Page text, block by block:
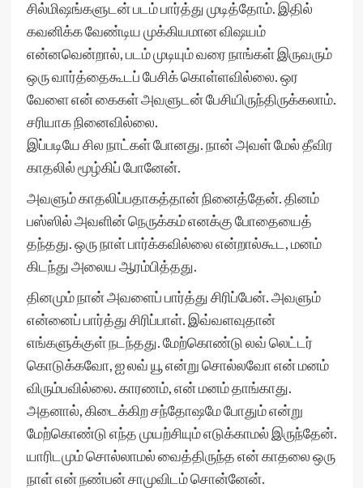
சில்மிஷங்களுடன் படம் பார்த்து முடித்தோம். இதில்
கவனிக்க வேண்டிய முக்கியமான விஷயம்
என்னவென்றால், படம் முடியும் வரை நாங்கள் இருவரும்
ஒரு வார்த்தைகூடப் பேசிக் கொள்ளவில்லை. ஒர
வேளை என் கைகள் அவளுடன் பேசியிருந்திருக்கலாம்.
சரியாக நினைவில்லை.
இப்படியே சில நாட்கள் போனது. நான் அவள் மேல் தீவிர
காதலில் மூழ்கிப் போனேன்.
அவளும் காதலிப்பதாகத்தான் நினைத்தேன். தினம்
பஸ்ஸில் அவளின் நெருக்கம் எனக்கு போதையைத்
தந்தது. ஒரு நாள் பார்க்கவில்லை என்றால்கூட, மனம்
கிடந்து அலைய ஆரம்பித்தது.
தினமும் நான் அவளைப் பார்த்து சிரிப்பேன். அவளும்
என்னைப் பார்த்து சிரிப்பாள். இவ்வளவுதான்
எங்களுக்குள் நடந்தது. மேற்கொண்டு லவ் லெட்டர்
கொடுக்கவோ, ஐ லவ் யூ என்று சொல்லவோ என் மனம்
விரும்பவில்லை. காரணம், என் மனம் தாங்காது.
அதனால், கிடைக்கிற சந்தோஷமே போதும் என்று
மேற்கொண்டு எந்த முயற்சியும் எடுக்காமல் இருந்தேன்.
யாரிடமும் சொல்லாமல் வைத்திருந்த என் காதலை ஒரு
நாள் என் நண்பன் சாமுவிடம் சொன்னேன்.